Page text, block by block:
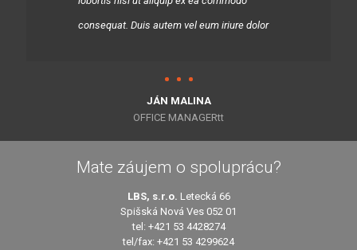
consequat. Duis autem vel eum iriure dolor
JÁN MALINA
OFFICE MANAGERtt
Mate záujem o spoluprácu?
LBS, s.r.o. Letecká 66
Spišská Nová Ves 052 01
tel: +421 53 4428274
tel/fax: +421 53 4299624